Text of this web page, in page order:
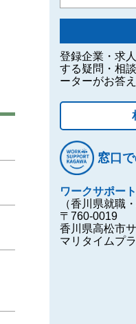
登録企業・求
する疑問・相
ーターがお答え
窓口
ワークサポー
（香川県就職
〒760-0019
香川県高松市
マリタイムプ